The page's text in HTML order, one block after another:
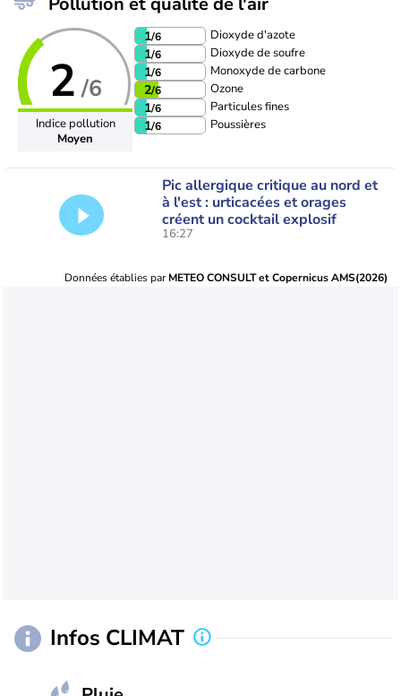
2 /6
Indice pollution
Moyen
1/6 Dioxyde d'azote
1/6 Dioxyde de soufre
1/6 Monoxyde de carbone
2/6 Ozone
1/6 Particules fines
1/6 Poussières
Pic allergique critique au nord et
à l'est : urticacées et orages
créent un cocktail explosif
16:27
Données établies parMETEO CONSULT et Copernicus AMS(2026)
Infos CLIMAT